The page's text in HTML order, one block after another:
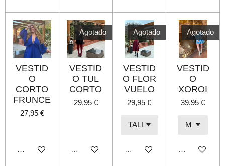
VESTID
O
CORTO
FRUNCE
27,95 €
Añadir al carrito
Agotado
VESTID
O TUL
CORTO
29,95 €
Agotado
Agotado
VESTID
O FLOR
VUELO
29,95 €
Agotado
Agotado
VESTID
O
XOROI
39,95 €
Agotado